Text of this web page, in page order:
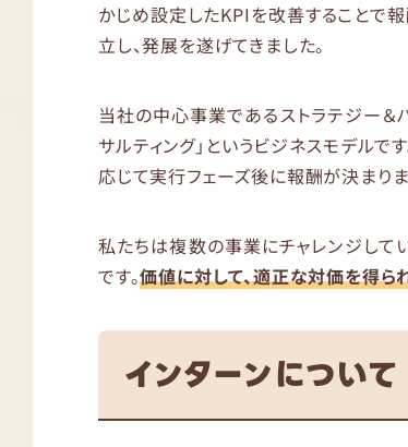
かじめ設定したKPIを改善することで報
立し、発展を遂げてきました。
当社の中心事業であるストラテジー＆
サルティング」というビジネスモデルで
応じて実行フェーズ後に報酬が決まりま
私たちは複数の事業にチャレンジして
です。価値に対して、適正な対価を得
インターンについて